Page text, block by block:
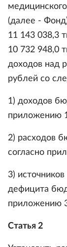
(далее -
11 143 038,3
10 732 948,0
доходов над
рублей со
1) доходов
приложению
2) расходов
согласно
3)
дефицита
приложению
Статья 2